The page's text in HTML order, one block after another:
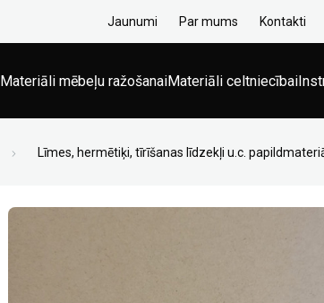
Jaunumi Par mums Kontakti
Materiāli mēbeļu ražošanaiMateriāli celtniecībai
Līmes, hermētiķi, tīrīšanas līdzekļi u.c.